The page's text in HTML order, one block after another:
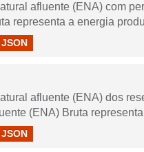
afluente (ENA) com
representa a energia
JSON
afluente (ENA) dos
(ENA) Bruta
JSON